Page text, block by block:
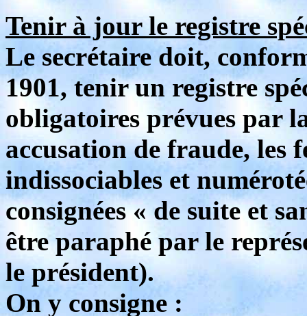
Tenir à jour le registre
Le secrétaire doit,
1901, tenir un registre
obligatoires prévues par
accusation de fraude, les
indissociables et
consignées « de suite et
être paraphé par le
le président).
On y consigne :